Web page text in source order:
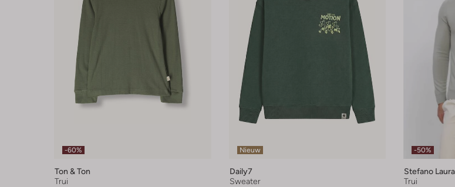
-60%
Ton & Ton
Trui
Nieuw
Daily7
Sweater
-50%
Stefano
Trui